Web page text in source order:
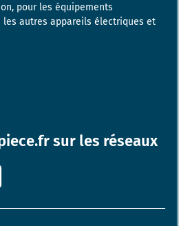
pour les équipements
autres appareils électriques et
sur les réseaux